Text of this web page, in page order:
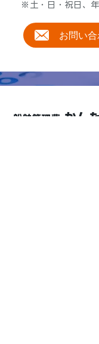
※土・日・祝日、
お問い
船舶管理費 かん